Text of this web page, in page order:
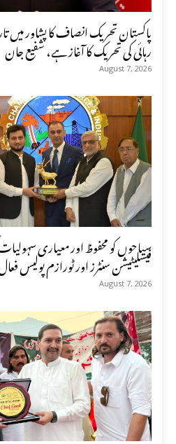
پاکستان تحریک انصاف کا پشاور میں
رہائی کی تحریک کا آغاز ہے، شفیع جان
August 7, 2026
سیاحوں کو محفوظ اور معیاری
فیسلیٹیشن سنٹرز اور ٹورازم پولیس
August 7, 2026